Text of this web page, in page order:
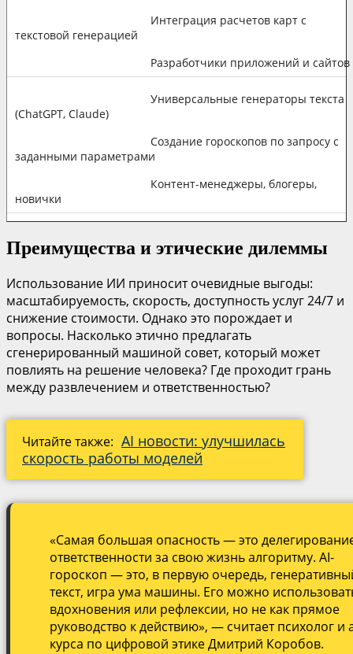
Интеграция расчетов карт с
текстовой генерацией
Разработчики приложений и сайтов
Универсальные генераторы текста
(ChatGPT, Claude)
Создание гороскопов по запросу с
заданными параметрами
Контент-менеджеры, блогеры,
новички
Преимущества и этические дилеммы
Использование ИИ приносит очевидные выгоды:
масштабируемость, скорость, доступность услуг 24/7 и
снижение стоимости. Однако это порождает и
вопросы. Насколько этично предлагать
сгенерированный машиной совет, который может
повлиять на решение человека? Где проходит грань
между развлечением и ответственностью?
Читайте также: AI новости: улучшилась
скорость работы моделей
«Самая большая опасность — это
ответственности за свою жизнь алгоритму. AI-
гороскоп — это, в первую очередь,
текст, игра ума машины. Его можно
вдохновения или рефлексии, но не как прямое
руководство к действию», — считает психолог и
курса по цифровой этике Дмитрий Коробов.